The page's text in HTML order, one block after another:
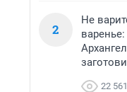
2
Не
22 561